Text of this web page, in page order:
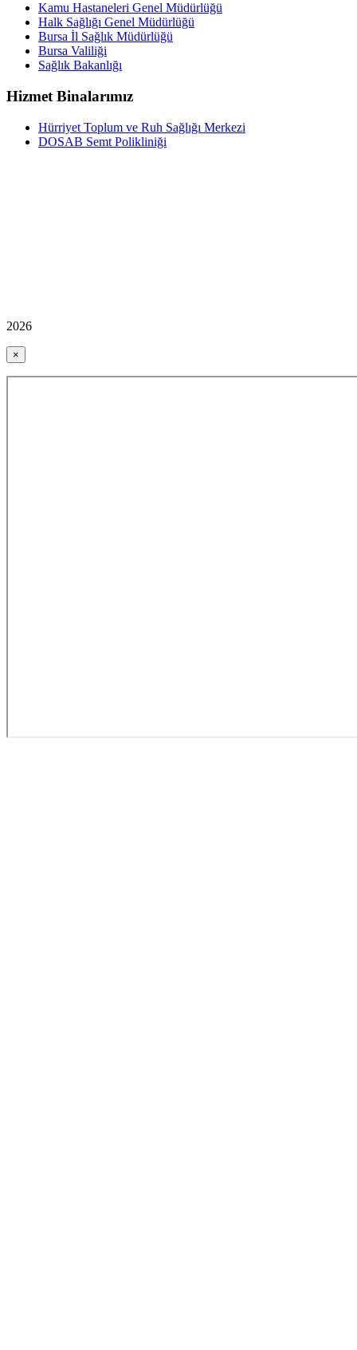
Kamu Hastaneleri Genel Müdürlüğü
Halk Sağlığı Genel Müdürlüğü
Bursa İl Sağlık Müdürlüğü
Bursa Valiliği
Sağlık Bakanlığı
Hizmet Binalarımız
Hürriyet Toplum ve Ruh Sağlığı Merkezi
DOSAB Semt Polikliniği
2026
×